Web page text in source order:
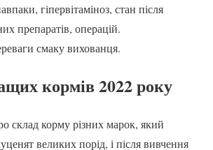
гіпервітаміноз, стан після
препаратів, операцій.
смаку вихованця.
кормів 2022 року
склад корму різних марок, який
великих порід, і після вивчення